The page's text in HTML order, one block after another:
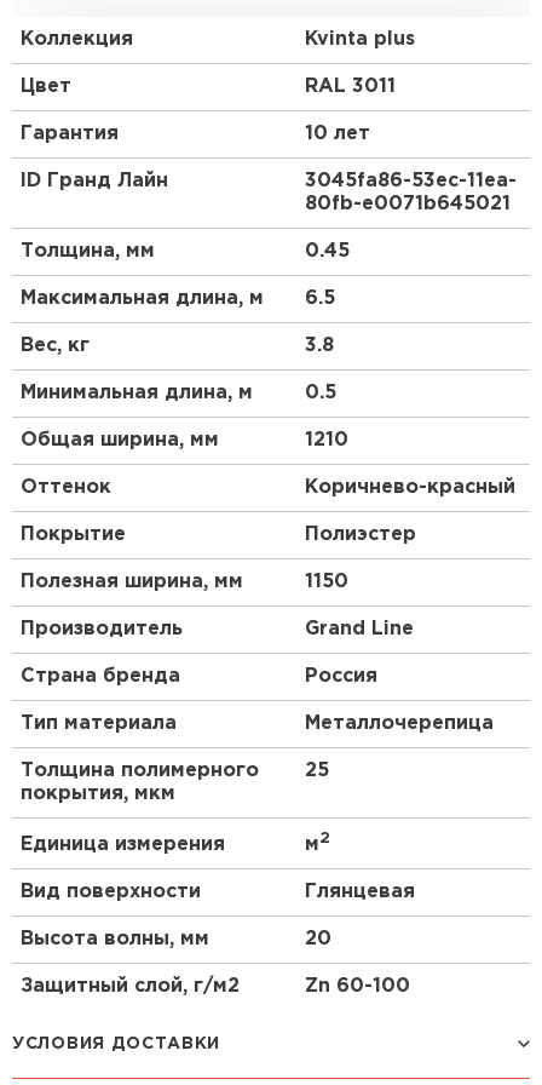
домиками.
Преимущества:
Геометрия волны и высота ступеньки 30 мм
повторяют профиль натуральной черепицы.
3D рез, повторяющий геометрию волны.
Коллекция Kvinta plus
Цвет RAL 3011
Гарантия 10 лет
ID Гранд Лайн
3045fa86-53ec-11ea-
80fb-e0071b645021
Толщина, мм 0.45
Максимальная длина, м 6.5
Вес, кг 3.8
Минимальная длина, м 0.5
Общая ширина, мм 1210
Оттенок Коричнево-красный
Покрытие Полиэстер
Полезная ширина, мм 1150
Производитель Grand Line
Страна бренда Россия
Тип материала Металлочерепица
Толщина полимерного
покрытия, мкм
25
Единица измерения м2
Вид поверхности Глянцевая
Высота волны, мм 20
Защитный слой, г/м2 Zn 60-100
УСЛОВИЯ ДОСТАВКИ